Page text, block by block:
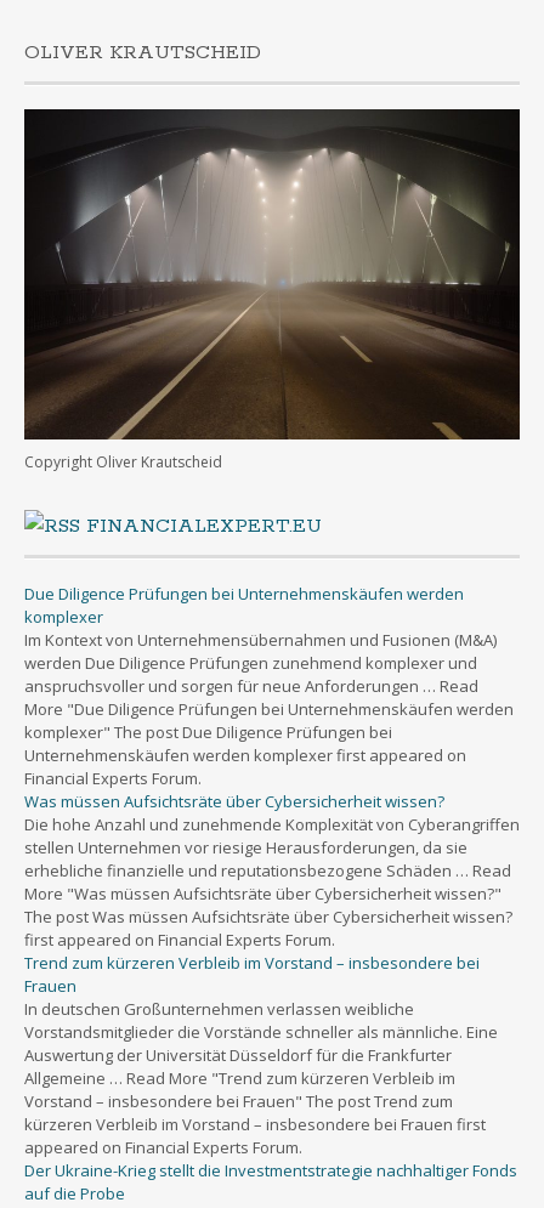
OLIVER KRAUTSCHEID
Copyright Oliver Krautscheid
FINANCIALEXPERT.EU
Due Diligence Prüfungen bei Unternehmenskäufen werden
komplexer
Im Kontext von Unternehmensübernahmen und Fusionen (M&A)
werden Due Diligence Prüfungen zunehmend komplexer und
anspruchsvoller und sorgen für neue Anforderungen … Read
More "Due Diligence Prüfungen bei Unternehmenskäufen werden
komplexer" The post Due Diligence Prüfungen bei
Unternehmenskäufen werden komplexer first appeared on
Financial Experts Forum.
Was müssen Aufsichtsräte über Cybersicherheit wissen?
Die hohe Anzahl und zunehmende Komplexität von Cyberangriffen
stellen Unternehmen vor riesige Herausforderungen, da sie
erhebliche finanzielle und reputationsbezogene Schäden … Read
More "Was müssen Aufsichtsräte über Cybersicherheit wissen?"
The post Was müssen Aufsichtsräte über Cybersicherheit wissen?
first appeared on Financial Experts Forum.
Trend zum kürzeren Verbleib im Vorstand – insbesondere bei
Frauen
In deutschen Großunternehmen verlassen weibliche
Vorstandsmitglieder die Vorstände schneller als männliche. Eine
Auswertung der Universität Düsseldorf für die Frankfurter
Allgemeine … Read More "Trend zum kürzeren Verbleib im
Vorstand – insbesondere bei Frauen" The post Trend zum
kürzeren Verbleib im Vorstand – insbesondere bei Frauen first
appeared on Financial Experts Forum.
Der Ukraine-Krieg stellt die Investmentstrategie nachhaltiger Fonds
auf die Probe